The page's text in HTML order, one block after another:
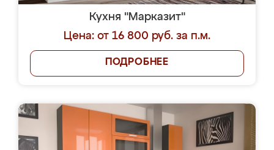
Кухня "Марказит"
Цена: от 16 800 руб. за п.м.
ПОДРОБНЕЕ